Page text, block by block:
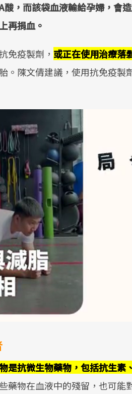
酸，而該袋血液輸給孕婦，會
再捐血。
免疫製劑， 或正在使用治療落
。陳文倩建議，使用抗免疫製
是抗微生物藥物，包括抗生素
藥物在血液中的殘留，也可能